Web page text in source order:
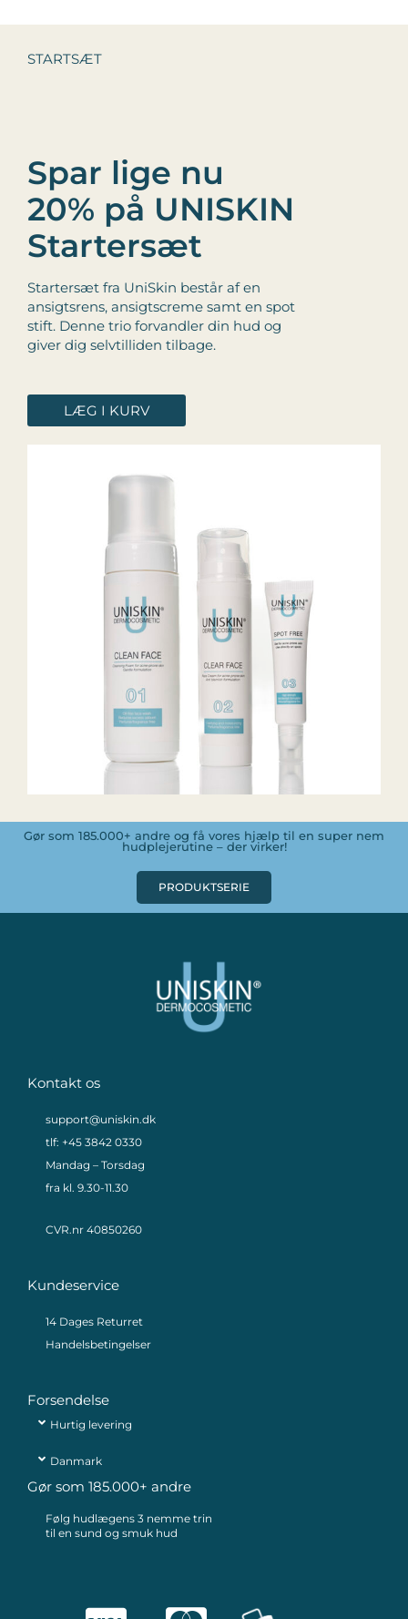
STARTSÆT
Spar lige nu
20% på UNISKIN
Startersæt
Startersæt fra UniSkin består af en
ansigtsrens, ansigtscreme samt en spot
stift. Denne trio forvandler din hud og
giver dig selvtilliden tilbage.
LÆG I KURV
Gør som 185.000+ andre og få vores hjælp til en super nem
hudplejerutine – der virker!
PRODUKTSERIE
Kontakt os
support@uniskin.dk
tlf: +45 3842 0330
Mandag – Torsdag
fra kl. 9.30-11.30
CVR.nr 40850260
Kundeservice
14 Dages Returret
Handelsbetingelser
Forsendelse
Hurtig levering
Danmark
Gør som 185.000+ andre
Følg hudlægens 3 nemme trin
til en sund og smuk hud